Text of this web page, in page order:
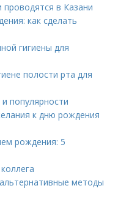
в Казани
как сделать
гигиены для
полости рта для
и популярности
к дню рождения
рождения: 5
методы